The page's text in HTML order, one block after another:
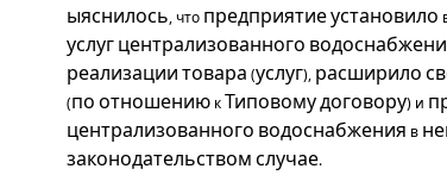
ыяснилось, что предприятиеустановило
услугцентрализованного
реализациитовара (услуг), расширило
(поотношению кТиповомудоговору) и
централизованного водоснабжения в
законодательствомслучае.